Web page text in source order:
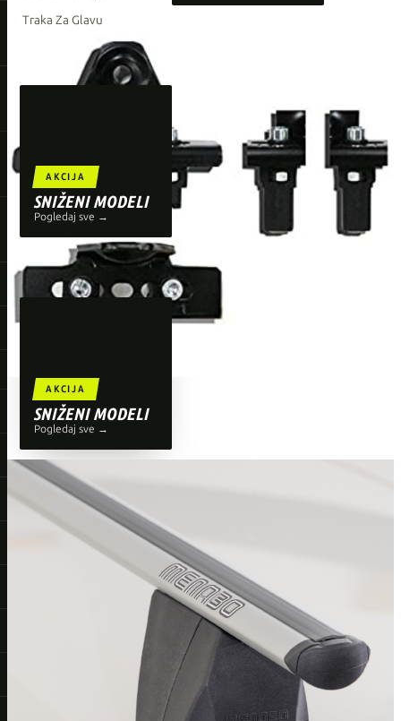
Wahoo
AKCIJA
SNIŽENI MODELI
Pogledaj sve →
Traka Za Glavu
TOP BRENDOVI
Liv
Shimano
Wahoo
AKCIJA
SNIŽENI MODELI
Pogledaj sve →